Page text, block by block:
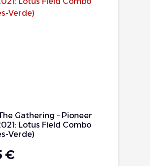
Gathering – Pioneer
Lotus Field Combo
Verde)
€